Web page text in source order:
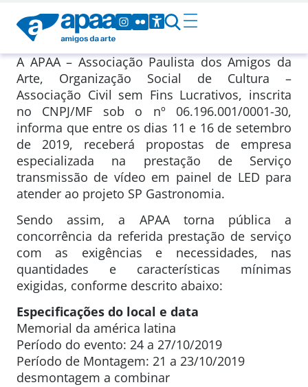
A APAA – Associação Paulista dos Amigos da
Arte, Organização Social de Cultura –
Associação Civil sem Fins Lucrativos, inscrita
no CNPJ/MF sob o nº 06.196.001/0001-30,
informa que entre os dias 11 e 16 de setembro
de 2019, receberá propostas de empresa
especializada na prestação de Serviço
transmissão de vídeo em painel de LED para
atender ao projeto SP Gastronomia.
Sendo assim, a APAA torna pública a
concorrência da referida prestação de serviço
com as exigências e necessidades, nas
quantidades e características mínimas
exigidas, conforme descrito abaixo:
Especificações do local e data
Memorial da américa latina
Período do evento: 24 a 27/10/2019
Período de Montagem: 21 a 23/10/2019
desmontagem a combinar